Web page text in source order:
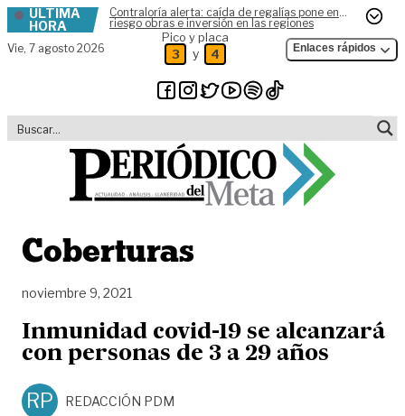
Skip to content
ÚLTIMA
HORA
Contraloría alerta: caída de regalías pone en
riesgo obras e inversión en las regiones
Vie, 7 agosto 2026
Pico y placa
3 y 4 Enlaces rápidos
Coberturas
noviembre 9, 2021
Inmunidad covid-19 se alcanzará
con personas de 3 a 29 años
RP REDACCIÓN PDM